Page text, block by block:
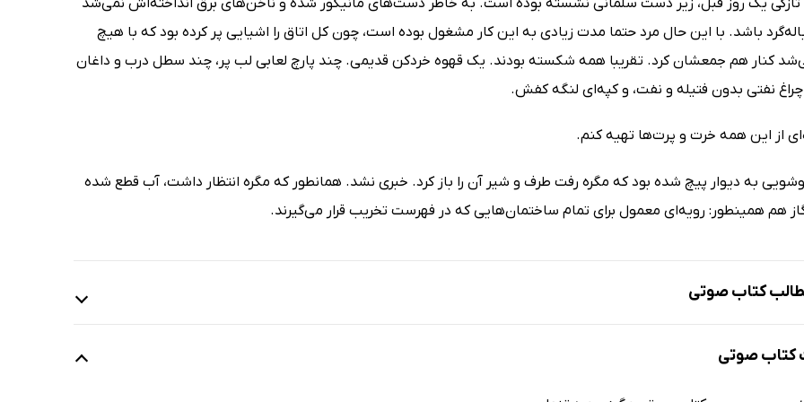
تازگی یک روز قبل، زیر دست سلمانی نشسته بوده است. به خاطر دست‌های مانیکور شده و ناخن‌های برق انداخته‌اش نمی‌شد
باشد. با این حال مرد حتما مدت زیادی به این کار مشغول بوده است، چون کل اتاق را اشیایی پر کرده بود که با هیچ
کنار هم جمعشان کرد. تقریبا همه شکسته بودند. یک قهوه خردکن قدیمی. چند پارچ لعابی لب پر، چند سطل درب و داغان
نفتی بدون فتیله و نفت، و کپه‌ای لنگه کفش.
از این همه خرت و پرت‌ها تهیه کنم.
به دیوار پیچ شده بود که مگره رفت طرف و شیر آن را باز کرد. خبری نشد. همانطور که مگره انتظار داشت، آب قطع شده
گاز هم همینطور: رویه‌ای معمول برای تمام ساختمان‌هایی که در فهرست تخریب قرار می‌گیرند.
کتاب صوتی
صوتی